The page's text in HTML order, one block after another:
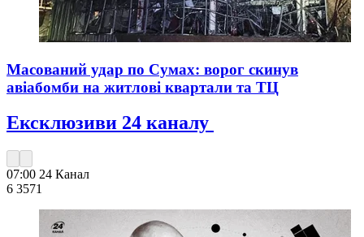
Масований удар по Сумах: ворог скинув
авіабомби на житлові квартали та ТЦ
Ексклюзиви 24 каналу
07:00 24 Канал
6 3571